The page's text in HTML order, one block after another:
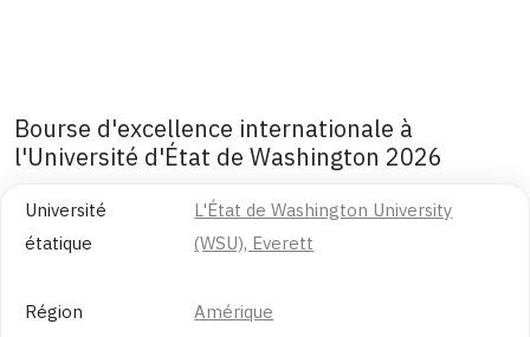
Bourse d'excellence internationale à
l'Université d'État de Washington 2026
Université
étatique
L'État de Washington University
(WSU), Everett
Région Amérique